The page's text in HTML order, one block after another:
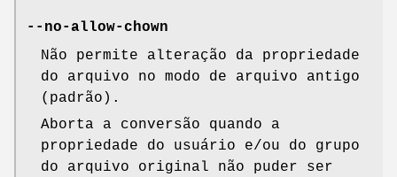
--no-allow-chown
Não permite alteração da propriedade
do arquivo no modo de arquivo antigo
(padrão).
Aborta a conversão quando a
propriedade do usuário e/ou do grupo
do arquivo original não puder ser